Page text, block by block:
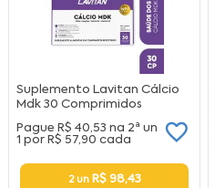
Suplemento Lavitan Cálcio
Mdk 30 Comprimidos
Pague R$ 40,53 na 2ª un
1 por R$ 57,90 cada
2 un R$ 98,43